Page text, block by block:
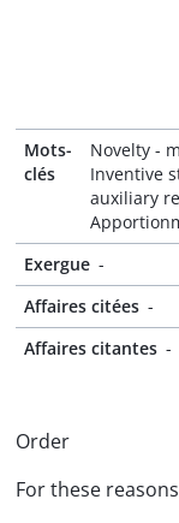
Mots-
clés
Novelty -
Inventive
auxiliary
Exergue -
Affaires citées -
Affaires citantes -
Order
For these